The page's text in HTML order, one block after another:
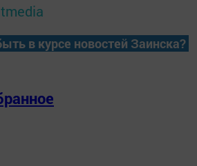
в курсе новостей Заинска?